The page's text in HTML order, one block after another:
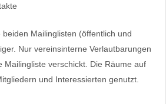
Mailinglisten (öffentlich und
Nur vereinsinterne Verlautbarungen
Mailingliste verschickt. Die Räume auf
und Interessierten genutzt.